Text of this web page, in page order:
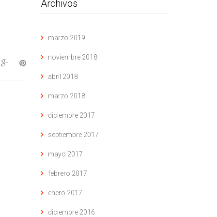
Archivos
marzo 2019
noviembre 2018
abril 2018
marzo 2018
diciembre 2017
septiembre 2017
mayo 2017
febrero 2017
enero 2017
diciembre 2016